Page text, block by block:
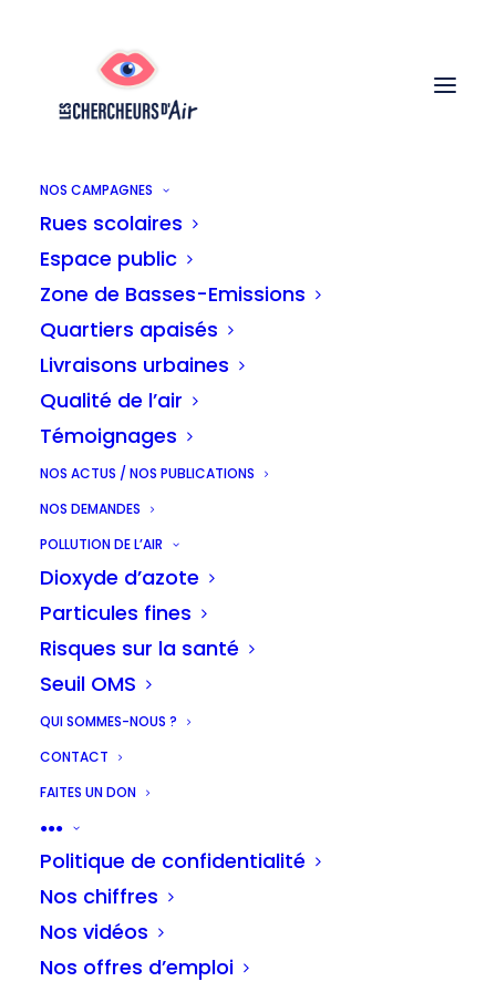
NOS CAMPAGNES
Rues scolaires
Espace public
Zone de Basses-Emissions
Quartiers apaisés
Livraisons urbaines
Qualité de l’air
Témoignages
NOS ACTUS / NOS PUBLICATIONS
NOS DEMANDES
POLLUTION DE L’AIR
Dioxyde d’azote
Particules fines
Risques sur la santé
Seuil OMS
QUI SOMMES-NOUS ?
CONTACT
FAITES UN DON
●●●
Politique de confidentialité
Nos chiffres
Nos vidéos
Nos offres d’emploi
En l’échange d’un don de 30€ vous
recevrez un détecteur de particules fines
PM2.5 et PM10.
Nous nous engageons à vous aider à
installer votre détecteur et à le connecter
au réseaux.
Nous ne pouvons par contre
malheureusement pas garantir le bon
fonctionnement du détecteur une fois
installé.
Aucun remboursement ne sera possible
en cas de dysfonctionnements.
© 2026 Les chercheurs d'air. | Tous droits réservés.